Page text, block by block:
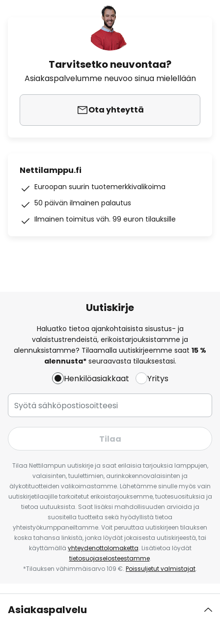
Tarvitsetko neuvontaa?
Asiakaspalvelumme neuvoo sinua mielellään
Ota yhteyttä
Nettilamppu.fi
Euroopan suurin tuotemerkkivalikoima
50 päivän ilmainen palautus
Ilmainen toimitus väh. 99 euron tilauksille
Uutiskirje
Haluatko tietoa ajankohtaisista sisustus- ja
valaistustrendeistä, erikoistarjouksistamme ja
alennuksistamme? Tilaamalla uutiskirjeemme saat 15 %
alennusta*seuraavasta tilauksestasi.
Henkilöasiakkaat Yritys
Tilaa
Tilaa Nettilampun uutiskirje ja saat erilaisia tarjouksia lamppujen,
valaisinten, tuulettimien, aurinkokennovalaisinten ja
älykotituotteiden valikoimastamme. Lähetämme sinulle myös vain
uutiskirjetilaajille tarkoitetut erikoistarjouksemme, tuotesuosituksia ja
tietoa uutuuksista. Saat lisäksi mahdollisuuden arvioida ja
suositella tuotteita sekä hyödyllistä tietoa
yhteistyökumppaneiltamme. Voit peruuttaa uutiskirjeen tilauksen
koska tahansa linkistä, jonka löydät jokaisesta uutiskirjeestä, tai
käyttämällä yhteydenottolomaketta. Lisätietoa löydät
tietosuojaselosteestamme.
*Tilauksen vähimmäisarvo 109 €. Poissuljetut valmistajat.
Asiakaspalvelu